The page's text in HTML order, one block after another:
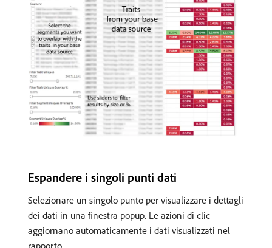
Espandere i singoli punti dati
Selezionare un singolo punto per visualizzare i dettagli
dei dati in una finestra popup. Le azioni di clic
aggiornano automaticamente i dati visualizzati nel
rapporto.